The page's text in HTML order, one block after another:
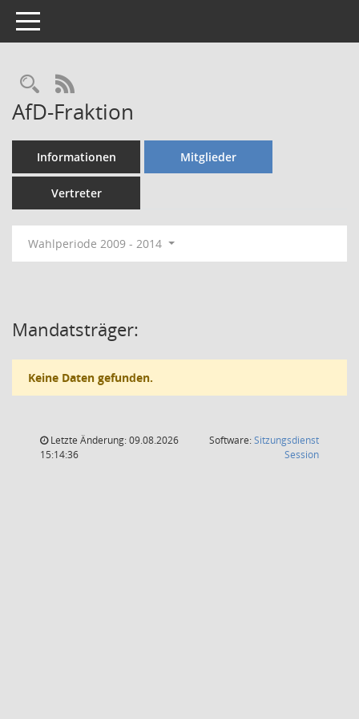
Toggle navigation
Rechercheauswahl
RSS-Feed
AfD-Fraktion
Informationen Mitglieder
Vertreter
Wahlperiode 2009 - 2014
Mandatsträger:
Keine Daten gefunden.
Letzte Änderung: 09.08.2026
15:14:36
Software:Sitzungsdienst
Session(Wird in